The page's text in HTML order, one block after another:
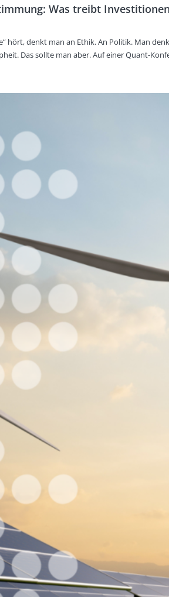
Was treibt
hört, denkt man an Ethik. An Politik. Man
Das sollte man aber. Auf einer Quant-